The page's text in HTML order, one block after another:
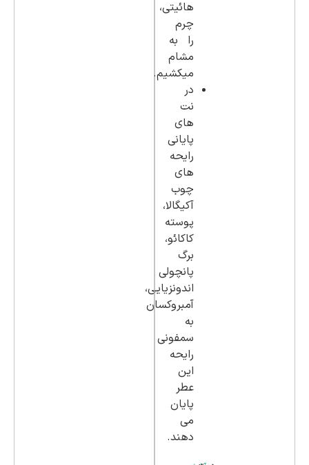
هائيتي،
چرم
را به
مشام
میکشیم.
در
نت
هاي
پاياني
رایحه
های
چوب
آكيگالا،
پوسته
كاكائو،
برگ
پانچولي
اندونزيايي،
آمبروكسان
به
سمفونی
رایحه
این
عطر
پایان
می
دهند.